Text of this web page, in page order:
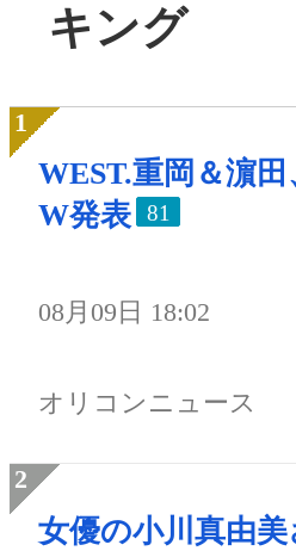
キング
WEST.重岡＆濵
W発表
81
08月09日 18:02
オリコンニュース
女優の小川真由